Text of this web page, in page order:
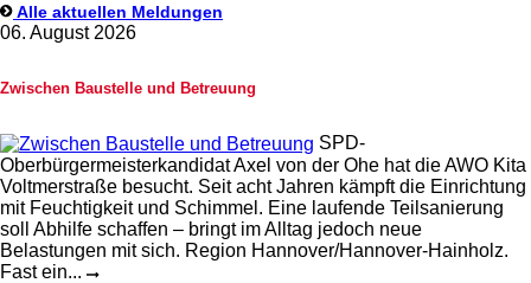
Alle aktuellen Meldungen
06. August 2026
Zwischen Baustelle und Betreuung
SPD-
Oberbürgermeisterkandidat Axel von der Ohe hat die AWO Kita
Voltmerstraße besucht. Seit acht Jahren kämpft die Einrichtung
mit Feuchtigkeit und Schimmel. Eine laufende Teilsanierung
soll Abhilfe schaffen – bringt im Alltag jedoch neue
Belastungen mit sich. Region Hannover/Hannover-Hainholz.
Fast ein...